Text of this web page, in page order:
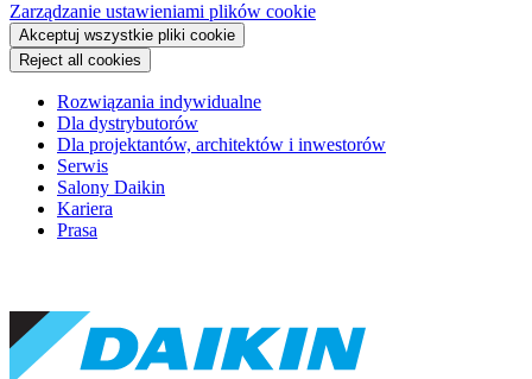
Zarządzanie ustawieniami plików cookie
Akceptuj wszystkie pliki cookie
Reject all cookies
Rozwiązania indywidualne
Dla dystrybutorów
Dla projektantów, architektów i inwestorów
Serwis
Salony Daikin
Kariera
Prasa